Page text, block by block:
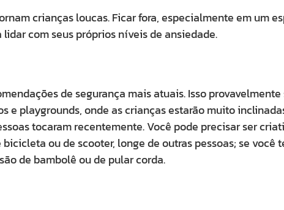
crianças loucas. Ficar fora, especialmente em um
com seus próprios níveis de ansiedade.
de segurança mais atuais. Isso
e playgrounds, onde as crianças estarão muito
tocaram recentemente. Você pode precisar ser
ou de scooter, longe de outras pessoas; se você
de bambolê ou de pular corda.